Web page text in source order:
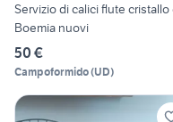
Servizio di calici flute cristallo
Boemia nuovi
50 €
Campoformido(UD)